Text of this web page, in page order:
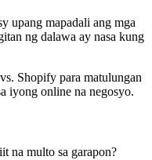
upang mapadali ang mga
ng dalawa ay nasa kung
Shopify para matulungan
iyong online na negosyo.
na multo sa garapon?